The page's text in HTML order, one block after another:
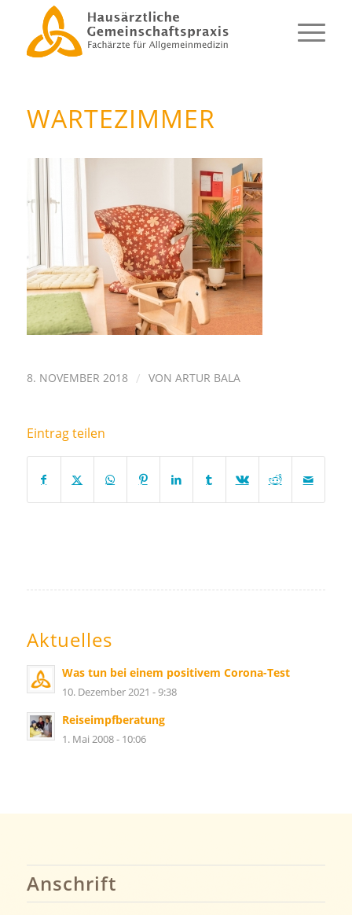
WARTEZIMMER
8. NOVEMBER 2018 / VON ARTUR BALA
Eintrag teilen
Aktuelles
Was tun bei einem positivem Corona-Test
10. Dezember 2021 - 9:38
Reiseimpfberatung
1. Mai 2008 - 10:06
Anschrift